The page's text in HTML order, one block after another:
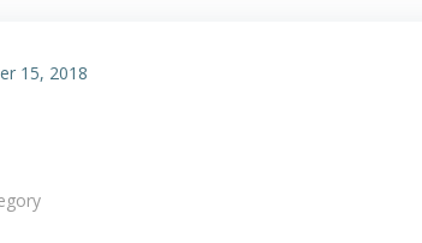
15, 2018